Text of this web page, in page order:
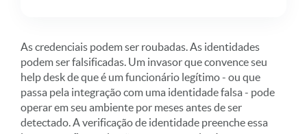
As credenciais podem ser roubadas. As identidades
podem ser falsificadas. Um invasor que convence seu
help desk de que é um funcionário legítimo - ou que
passa pela integração com uma identidade falsa - pode
operar em seu ambiente por meses antes de ser
detectado. A verificação de identidade preenche essa